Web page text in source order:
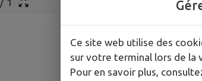
🎶
🍽️ Repas /
📌 Sur
📞 Infos &
👥 Organisé
Ce site web utilise des
sur votre terminal lors de la
Pour en savoir plus,